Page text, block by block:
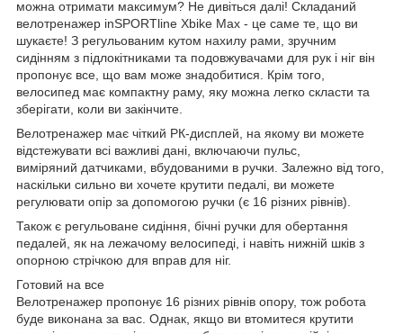
можна отримати максимум? Не дивіться далі! Складаний
велотренажер inSPORTline Xbike Max - це саме те, що ви
шукаєте! З регульованим кутом нахилу рами, зручним
сидінням з підлокітниками та подовжувачами для рук і ніг він
пропонує все, що вам може знадобитися. Крім того,
велосипед має компактну раму, яку можна легко скласти та
зберігати, коли ви закінчите.
Велотренажер має чіткий РК-дисплей, на якому ви можете
відстежувати всі важливі дані, включаючи пульс,
виміряний датчиками, вбудованими в ручки. Залежно від того,
наскільки сильно ви хочете крутити педалі, ви можете
регулювати опір за допомогою ручки (є 16 різних рівнів).
Також є регульоване сидіння, бічні ручки для обертання
педалей, як на лежачому велосипеді, і навіть нижній шків з
опорною стрічкою для вправ для ніг.
Готовий на все
Велотренажер пропонує 16 різних рівнів опору, тож робота
буде виконана за вас. Однак, якщо ви втомитеся крутити